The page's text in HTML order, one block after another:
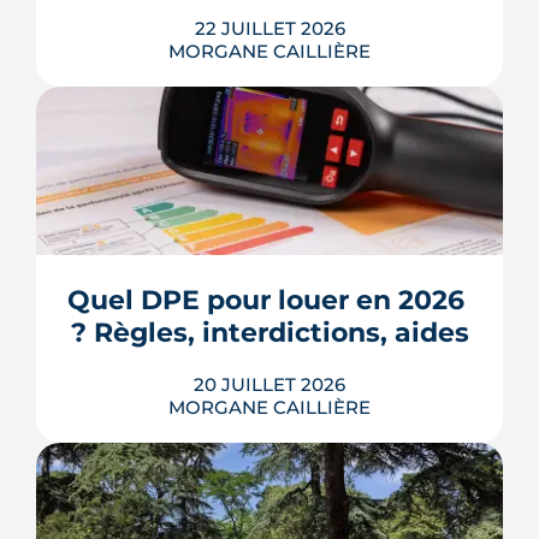
22 JUILLET 2026
MORGANE CAILLIÈRE
Écoles, base de loisirs, transports,
projets urbains et prix au m2 : le guide
3e ville de Haute-Garonne.
LIRE L'ARTICLE
Quel DPE pour louer en 2026
? Règles, interdictions, aides
20 JUILLET 2026
MORGANE CAILLIÈRE
En 2026, un logement doit être classé